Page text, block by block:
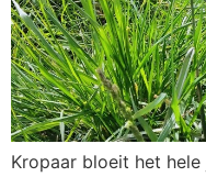
Kropaar bloeit het